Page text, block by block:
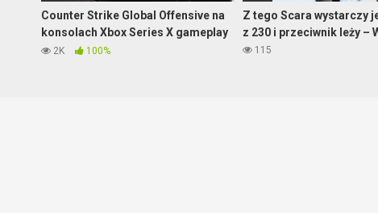
Counter Strike Global Offensive na
konsolach Xbox Series X gameplay
z rozgrywki
2K 100%
Z tego Scara wystarczy
z 230 i przeciwnik leży –
115